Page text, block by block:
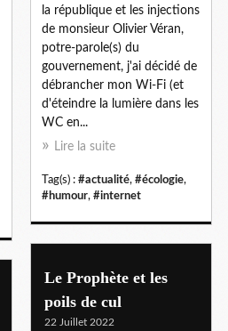
la république et les injections
de monsieur Olivier Véran,
potre-parole(s) du
gouvernement, j'ai décidé de
débrancher mon Wi-Fi (et
d'éteindre la lumière dans les
WC en...
Lire la suite
Tag(s) : #actualité, #écologie,
#humour, #internet
Le Prophète et les
poils de cul
22 Juillet 2022